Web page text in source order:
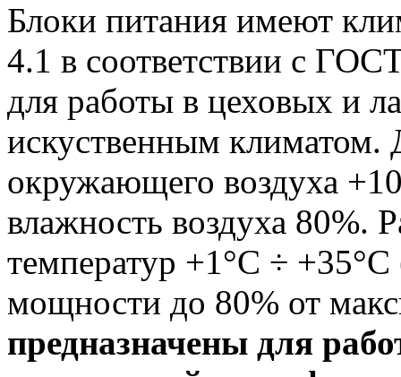
Блоки питания имеют
4.1 в соответствии с
для работы в цеховых и
искуственным климатом.
окружающего воздуха
влажность воздуха 80%.
температур +1°С ÷
мощности до 80% от
предназначены для